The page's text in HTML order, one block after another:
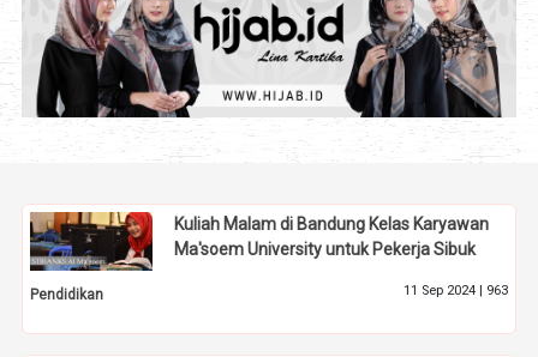
Kuliah Malam di Bandung Kelas Karyawan
Ma'soem University untuk Pekerja Sibuk
Pendidikan 11 Sep 2024 | 963